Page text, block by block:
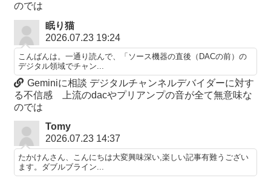
のでは
眠り猫
2026.07.23 19:24
こんばんは。一通り読んで、「ソース機器の直後（DACの前）の
デジタル領域でチャン...
Geminiに相談 デジタルチャンネルデバイダーに対す
る不信感 上流のdacやプリアンプの音が全て無意味な
のでは
Tomy
2026.07.23 14:37
たかけんさん、こんにちは大変興味深い,楽しい記事有難うござい
ます。ダブルブライン...